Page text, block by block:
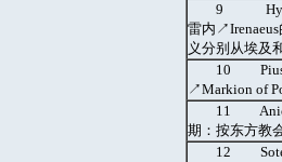
9
雷内
义分别从埃及
10 Pius I
↗Markion of
11
期：按东方教
12 Soter